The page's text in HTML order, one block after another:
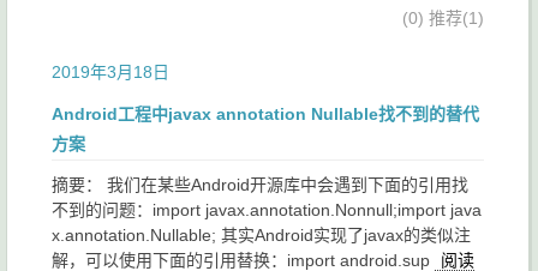
(0) 推荐(1)
2019年3月18日
Android工程中javax annotation Nullable找不到的替代
方案
摘要： 我们在某些Android开源库中会遇到下面的引用找
不到的问题：import javax.annotation.Nonnull;import java
x.annotation.Nullable; 其实Android实现了javax的类似注
解，可以使用下面的引用替换：import android.sup
阅读